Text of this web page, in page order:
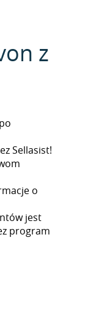
z
Sellasist!
o
jest
program